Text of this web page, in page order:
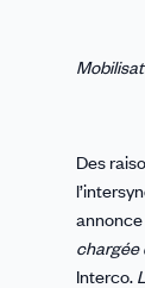
Des
chargée
Interco.